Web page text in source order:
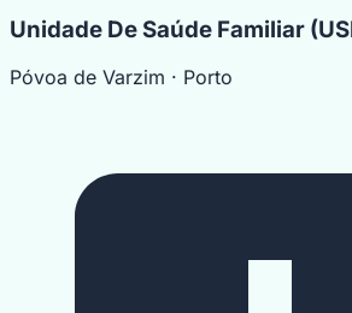
Unidade De Saúde Familiar
Póvoa de Varzim · Porto